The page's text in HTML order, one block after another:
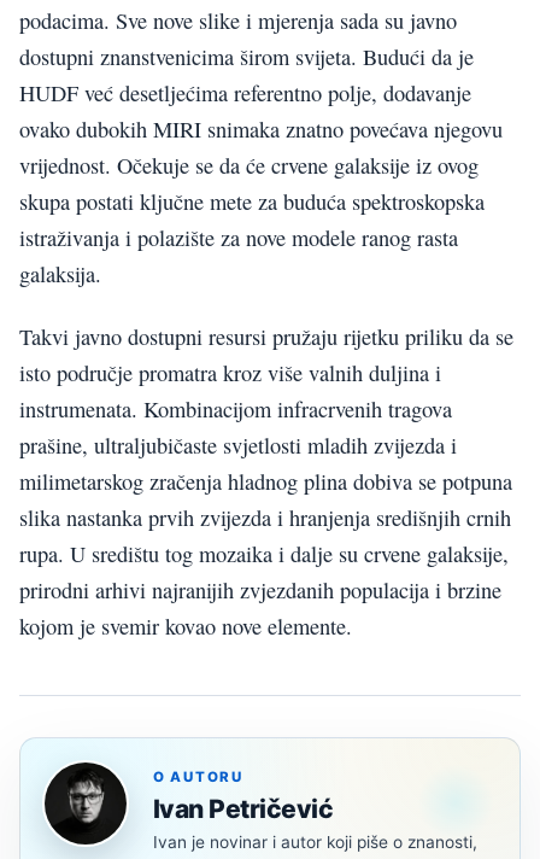
podacima. Sve nove slike i mjerenja sada su javno
dostupni znanstvenicima širom svijeta. Budući da je
HUDF već desetljećima referentno polje, dodavanje
ovako dubokih MIRI snimaka znatno povećava njegovu
vrijednost. Očekuje se da će crvene galaksije iz ovog
skupa postati ključne mete za buduća spektroskopska
istraživanja i polazište za nove modele ranog rasta
galaksija.
Takvi javno dostupni resursi pružaju rijetku priliku da se
isto područje promatra kroz više valnih duljina i
instrumenata. Kombinacijom infracrvenih tragova
prašine, ultraljubičaste svjetlosti mladih zvijezda i
milimetarskog zračenja hladnog plina dobiva se potpuna
slika nastanka prvih zvijezda i hranjenja središnjih crnih
rupa. U središtu tog mozaika i dalje su crvene galaksije,
prirodni arhivi najranijih zvjezdanih populacija i brzine
kojom je svemir kovao nove elemente.
O AUTORU
Ivan Petričević
Ivan je novinar i autor koji piše o znanosti,